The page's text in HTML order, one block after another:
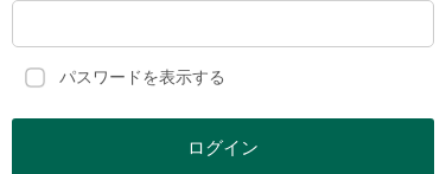
パスワードを表示する